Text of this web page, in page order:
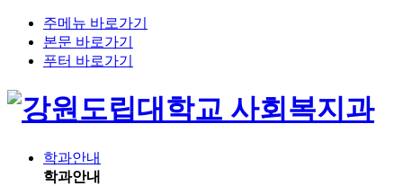
주메뉴 바로가기
본문 바로가기
푸터 바로가기
사회복지과
학과안내
학과안내